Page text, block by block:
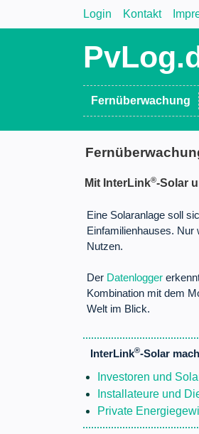
Login Kontakt
Fernüberwachung
Mit InterLink®-Solar
Eine Solaranlage soll
Einfamilienhauses.
Nutzen.
Der Datenlogger
Kombination mit dem
Welt im Blick.
InterLink®-Solar
Investoren und
Installateure und
Private